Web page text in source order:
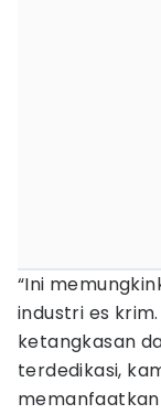
“Ini
industri es
ketangkasan
terdedikasi,